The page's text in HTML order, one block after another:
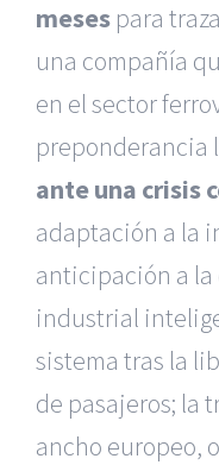
meses para
una compañía
en el sector
preponderancia
ante una crisis
adaptación a la
anticipación a
industrial
sistema tras la
de pasajeros; la
ancho europeo,